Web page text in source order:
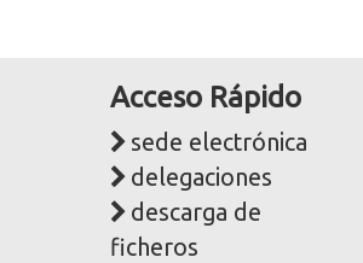
Acceso Rápido
sede electrónica
delegaciones
descarga de
ficheros